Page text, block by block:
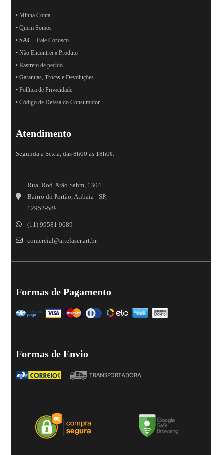
• Minha Conta
• Quem Somos
•SAC - Fale Conosco
• Não Encontrei o Produto
• Rastreio de pedido
• Garantias, Trocas e Devoluções
• Política de Privacidade
• Código de Defesa do Consumidor
Atendimento
Segunda a Sexta, das 8h00 as 18h00.
Rua. Rod. Arão Sahm, 1304
Bairro do Portão, Atibaia - SP,
12952-589
(11) 99581-9689
comercial@artelaser.art.br
Formas de Pagamento
Formas de Envio